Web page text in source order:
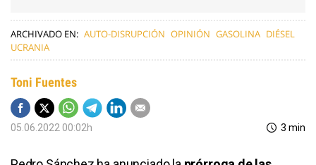
ARCHIVADO EN: AUTO-DISRUPCIÓN OPINIÓN GASOLINA DIÉSEL
UCRANIA
Toni Fuentes
05.06.2022 00:02h 3 min